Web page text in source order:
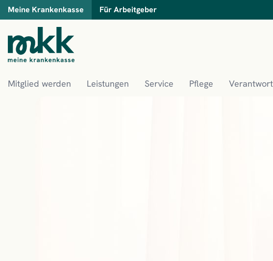
Meine Krankenkasse Für Arbeitgeber
Mitglied werden Leistungen Service Pflege